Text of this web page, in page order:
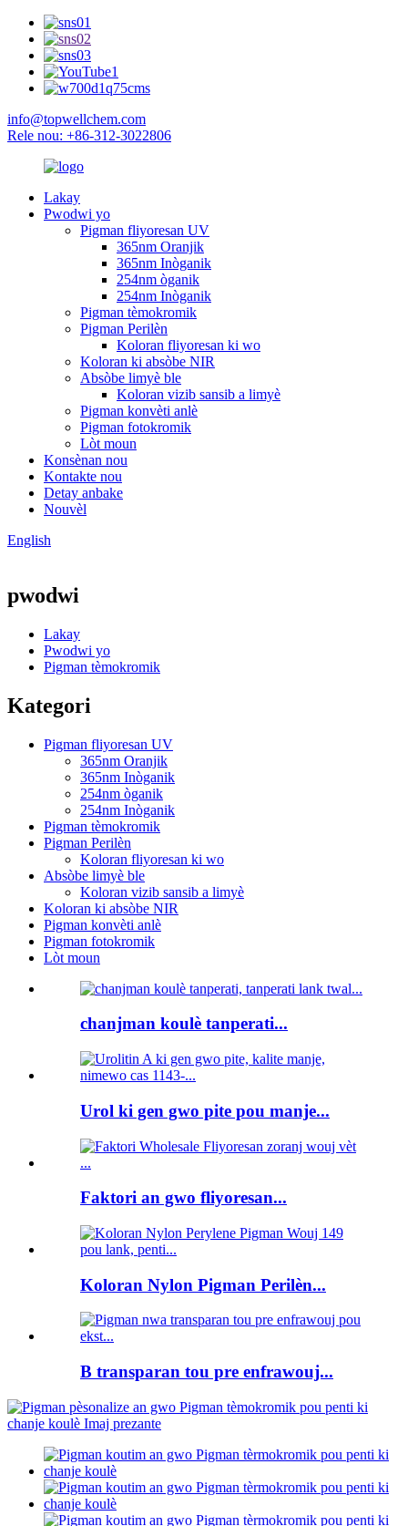
info@topwellchem.com
Rele nou: +86-312-3022806
Lakay
Pwodwi yo
Pigman fliyoresan UV
365nm Oranjik
365nm Inòganik
254nm òganik
254nm Inòganik
Pigman tèmokromik
Pigman Perilèn
Koloran fliyoresan ki wo
Koloran ki absòbe NIR
Absòbe limyè ble
Koloran vizib sansib a limyè
Pigman konvèti anlè
Pigman fotokromik
Lòt moun
Konsènan nou
Kontakte nou
Detay anbake
Nouvèl
English
pwodwi
Lakay
Pwodwi yo
Pigman tèmokromik
Kategori
Pigman fliyoresan UV
365nm Oranjik
365nm Inòganik
254nm òganik
254nm Inòganik
Pigman tèmokromik
Pigman Perilèn
Koloran fliyoresan ki wo
Absòbe limyè ble
Koloran vizib sansib a limyè
Koloran ki absòbe NIR
Pigman konvèti anlè
Pigman fotokromik
Lòt moun
chanjman koulè tanperati...
Urol ki gen gwo pite pou manje...
Faktori an gwo fliyoresan...
Koloran Nylon Pigman Perilèn...
B transparan tou pre enfrawouj...